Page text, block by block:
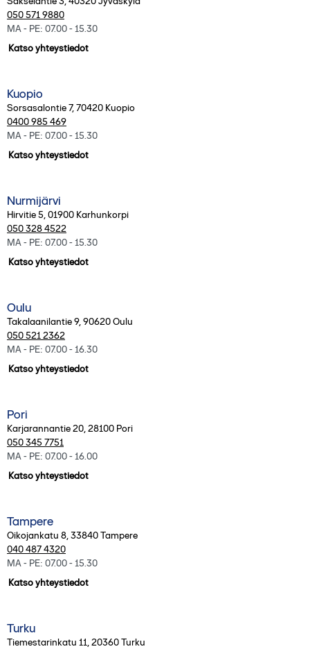
050 571 9880
MA - PE: 07.00 - 15.30
Katso yhteystiedot
Kuopio
Sorsasalontie 7,70420 Kuopio
0400 985 469
MA - PE: 07.00 - 15.30
Katso yhteystiedot
Nurmijärvi
Hirvitie 5,01900 Karhunkorpi
050 328 4522
MA - PE: 07.00 - 15.30
Katso yhteystiedot
Oulu
Takalaanilantie 9,90620Oulu
050 521 2362
MA - PE: 07.00 - 16.30
Katso yhteystiedot
Pori
Karjarannantie 20,28100 Pori
050 345 7751
MA - PE: 07.00 - 16.00
Katso yhteystiedot
Tampere
Oikojankatu 8,33840Tampere
040 487 4320
MA - PE: 07.00 - 15.30
Katso yhteystiedot
Turku
Tiemestarinkatu 11,20360Turku